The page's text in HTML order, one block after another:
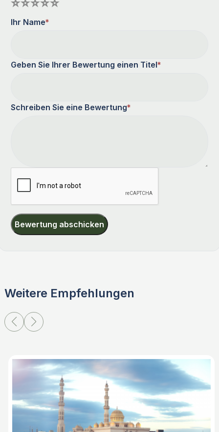
*
Ihr Name
*
Geben Sie Ihrer Bewertung einen Titel
*
Schreiben Sie eine Bewertung
Bewertung abschicken
Weitere Empfehlungen